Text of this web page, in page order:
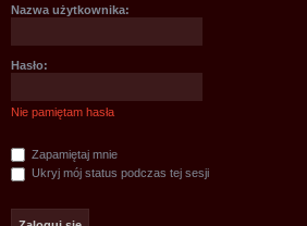
Nazwa użytkownika:
Hasło:
Nie pamiętam hasła
Zapamiętaj mnie
Ukryj mój status podczas tej sesji